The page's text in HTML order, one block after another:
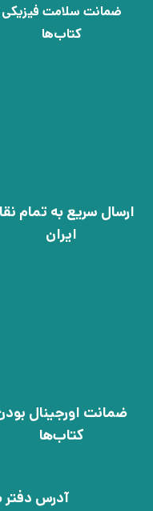
ضمانت سلامت فیزیکی
کتاب‌ها
ارسال سریع به تمام
ایران
ضمانت اورجینال
کتاب‌ها
آدرس دفتر